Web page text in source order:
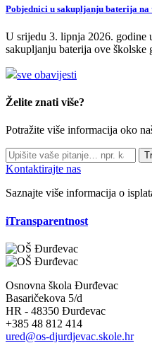
Pobjednici u sakupljanju baterija na
U srijedu 3. lipnja 2026. godine
sakupljanju baterija ove
sve obavijesti
Želite znati više?
Potražite više informacija oko
Kontaktirajte nas
Saznajte više informacija o
iTransparentnost
Osnovna škola Đurđevac
Basaričekova 5/d
HR - 48350 Đurđevac
+385 48 812 414
ured@os-djurdjevac.skole.hr